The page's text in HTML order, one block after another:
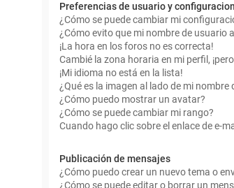
Preferencias de usuario y
¿Cómo se puede cambiar mi
¿Cómo evito que mi nombre de usuario
¡La hora en los foros no es correcta!
Cambié la zona horaria en mi perfil,
¡Mi idioma no está en la lista!
¿Qué es la imagen al lado de mi nombre
¿Cómo puedo mostrar un avatar?
¿Cómo se puede cambiar mi rango?
Cuando hago clic sobre el enlace de e-
Publicación de mensajes
¿Cómo puedo crear un nuevo tema o
¿Cómo se puede editar o borrar un